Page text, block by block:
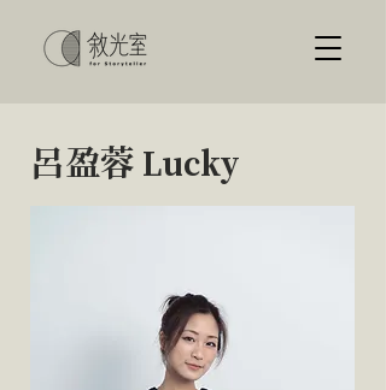
​呂盈蓉 Lucky